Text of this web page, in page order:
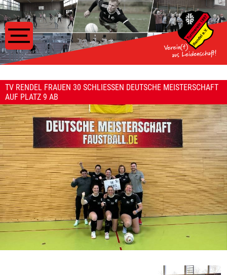
TV RENDEL FRAUEN 30 SCHLIESSEN DEUTSCHE MEISTERSCHAFT A
UF PLATZ 9 AB